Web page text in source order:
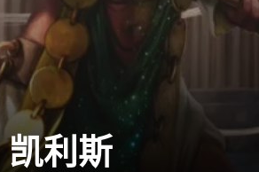
凯利斯